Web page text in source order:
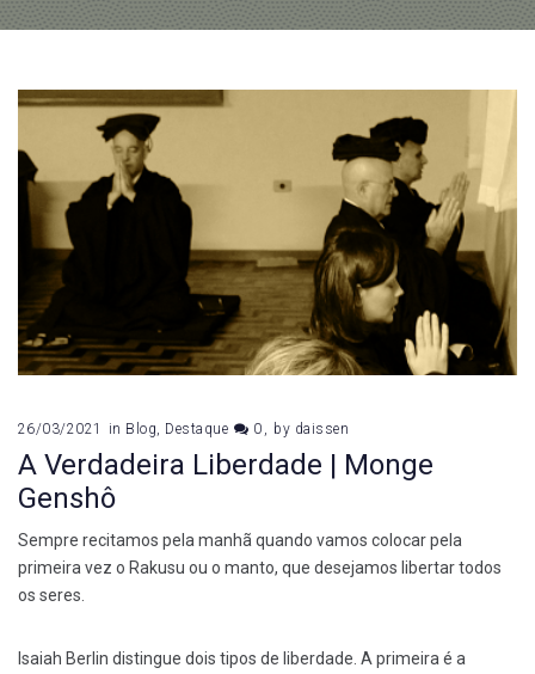
26/03/2021 in Blog Destaque 0 by daissen
A Verdadeira Liberdade | Monge
Genshô
Sempre recitamos pela manhã quando vamos colocar pela
primeira vez o Rakusu ou o manto, que desejamos libertar todos
os seres.
Isaiah Berlin distingue dois tipos de liberdade. A primeira é a